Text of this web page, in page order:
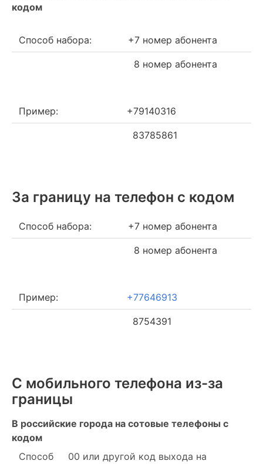
кодом
Способ набора: +7 номер абонента
8 номер абонента
Пример: +79140316
83785861
За границу на телефон c кодом
Способ набора: +7 номер абонента
8 номер абонента
Пример: +77646913
8754391
С мобильного телефона из-за
границы
В российские города на сотовые телефоны с
кодом
Способ
00 или другой код выхода на